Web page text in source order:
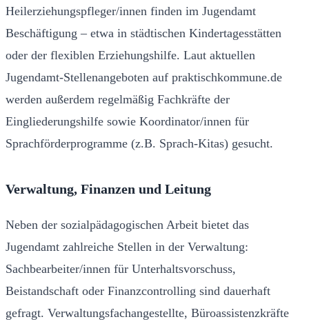
Heilerziehungspfleger/innen finden im Jugendamt
Beschäftigung – etwa in städtischen Kindertagesstätten
oder der flexiblen Erziehungshilfe. Laut aktuellen
Jugendamt-Stellenangeboten auf praktischkommune.de
werden außerdem regelmäßig Fachkräfte der
Eingliederungshilfe sowie Koordinator/innen für
Sprachförderprogramme (z.B. Sprach-Kitas) gesucht.
Verwaltung, Finanzen und Leitung
Neben der sozialpädagogischen Arbeit bietet das
Jugendamt zahlreiche Stellen in der Verwaltung:
Sachbearbeiter/innen für Unterhaltsvorschuss,
Beistandschaft oder Finanzcontrolling sind dauerhaft
gefragt. Verwaltungsfachangestellte, Büroassistenzkräfte